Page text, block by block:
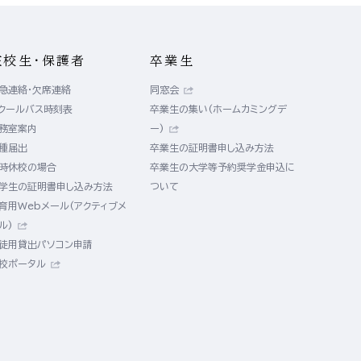
校生・保護者
連絡・欠席連絡
ールバス時刻表
室案内
届出
休校の場合
生の証明書申し込み方法
用Webメール(アクティブメ
)
用貸出パソコン申請
ポータル
卒業生
同窓会
卒業生の集い(ホームカミングデ
ー)
卒業生の証明書申し込み方法
卒業生の大学等予約奨学金申込に
ついて